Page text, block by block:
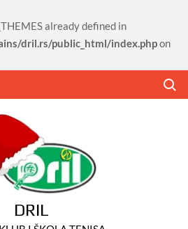
already defined in
dril.rs/public_html/index.phpon
DRIL